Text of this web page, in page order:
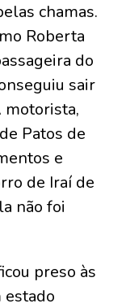
chamas.
Roberta
do
sair
motorista,
Patos de
e
de Iraí de
não foi
preso às